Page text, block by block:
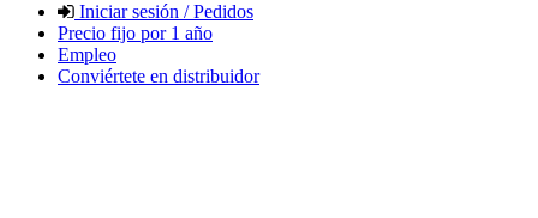
Iniciar sesión / Pedidos
Precio fijo por 1 año
Empleo
Conviértete en distribuidor